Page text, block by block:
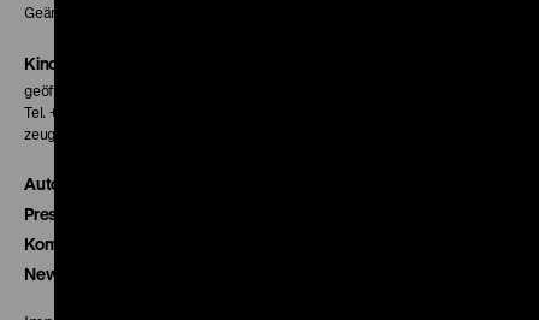
Geänderte Preise sind im Programm vermerkt.
Kinokasse
geöffnet 30 Minuten vor Beginn der ersten Vorstellung
Tel. + 49 30 20304-770
zeughauskino@dhm.de
Autor*innen
Presse
Kontakt
Newsletter